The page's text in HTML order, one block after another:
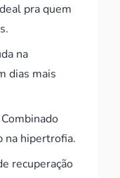
pra quem
na
dias mais
Combinado
na hipertrofia.
recuperação